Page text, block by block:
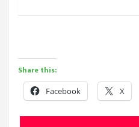
Share this:
Facebook X